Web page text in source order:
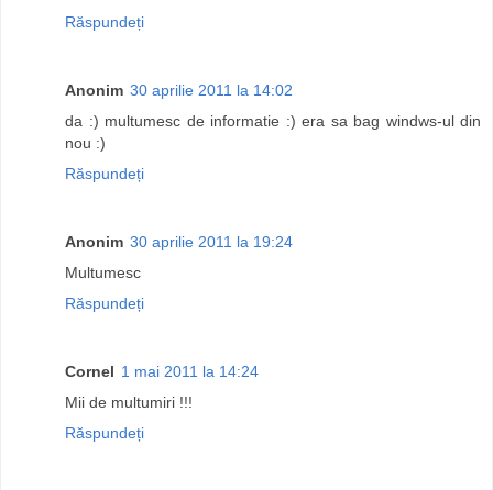
Răspundeți
Anonim 30 aprilie 2011 la 14:02
da :) multumesc de informatie :) era sa bag windws-ul din
nou :)
Răspundeți
Anonim 30 aprilie 2011 la 19:24
Multumesc
Răspundeți
Cornel 1 mai 2011 la 14:24
Mii de multumiri !!!
Răspundeți